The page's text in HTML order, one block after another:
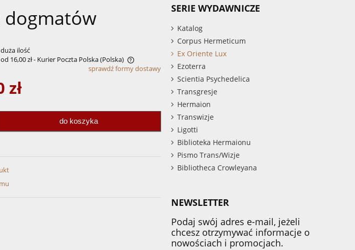
dogmatów
duża ilość
od 16,00 zł- Kurier Poczta Polska(Polska)
nie zawiera ewentualnych kosztów
sprawdź formy dostawy
zł
do koszyka
SERIE WYDAWNICZE
Katalog
Corpus Hermeticum
Ex Oriente Lux
Ezoterra
Scientia Psychedelica
Transgresje
Hermaion
Transwizje
Ligotti
Biblioteka Hermaionu
Pismo Trans/Wizje
Bibliotheca Crowleyana
NEWSLETTER
Podaj swój adres e-mail, jeżeli
chcesz otrzymywać informacje o
nowościach i promocjach.